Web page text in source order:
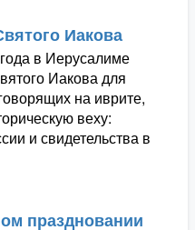
Иакова
в Иерусалиме
Иакова для
на иврите,
веху:
и свидетельства в
праздновании